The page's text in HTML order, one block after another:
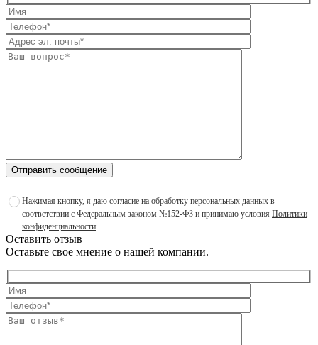
Отправить сообщение
Нажимая кнопку, я даю согласие на обработку персональных данных в
соответствии с Федеральным законом №152-ФЗ и принимаю условия Политики
конфиденциальности
Оставить отзыв
Оставьте свое мнение о нашей компании.